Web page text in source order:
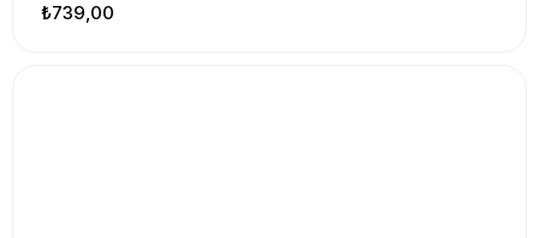
₺739,00